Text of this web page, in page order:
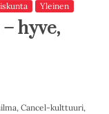
Yleinen
hyve,
, Cancel-kulttuuri,